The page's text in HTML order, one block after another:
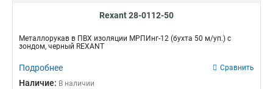
Rexant 28-0112-50
Металлорукав в ПВХ изоляции МРПИнг-12 (бухта 50 м/уп.) с
зондом, черный REXANT
Подробнее Сравнить
Наличие: В наличии